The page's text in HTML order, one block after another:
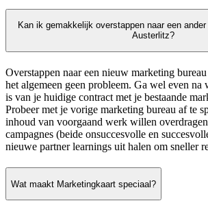
Kan ik gemakkelijk overstappen naar een
Austerlitz?
Overstappen naar een nieuw marketing
het algemeen geen probleem. Ga wel even na
is van je huidige contract met je bestaande
Probeer met je vorige marketing bureau af te
inhoud van voorgaand werk willen
campagnes (beide onsuccesvolle en
nieuwe partner learnings uit halen om sneller
Wat maakt Marketingkaart speciaal?